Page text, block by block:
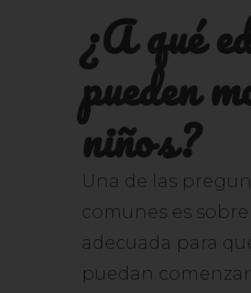
¿A qué
pueden
niños?
Una de las
comunes es sobre
adecuada para
puedan